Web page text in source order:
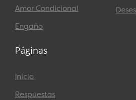
Amor Condicional
Engaño
Páginas
Inicio
Respuestas